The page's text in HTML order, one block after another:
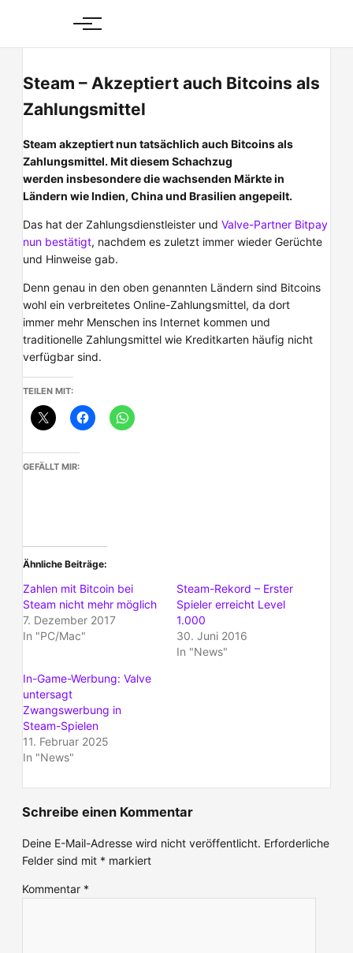
content
Steam – Akzeptiert auch Bitcoins als
Zahlungsmittel
Steam akzeptiert nun tatsächlich auch Bitcoins als
Zahlungsmittel. Mit diesem Schachzug
werden insbesondere die wachsenden Märkte in
Ländern wie Indien, China und Brasilien angepeilt.
Das hat der Zahlungsdienstleister und Valve-Partner Bitpay
nun bestätigt, nachdem es zuletzt immer wieder Gerüchte
und Hinweise gab.
Denn genau in den oben genannten Ländern sind Bitcoins
wohl ein verbreitetes Online-Zahlungsmittel, da dort
immer mehr Menschen ins Internet kommen und
traditionelle Zahlungsmittel wie Kreditkarten häufig nicht
verfügbar sind.
TEILEN MIT:
GEFÄLLT MIR:
Ähnliche Beiträge
Zahlen mit Bitcoin bei
Steam nicht mehr möglich
7. Dezember 2017
In "PC/Mac"
Steam-Rekord – Erster
Spieler erreicht Level
1.000
30. Juni 2016
In "News"
In-Game-Werbung: Valve
untersagt
Zwangswerbung in
Steam-Spielen
11. Februar 2025
In "News"
Schreibe einen Kommentar
Deine E-Mail-Adresse wird nicht veröffentlicht. Erforderliche
Felder sind mit * markiert
Kommentar *